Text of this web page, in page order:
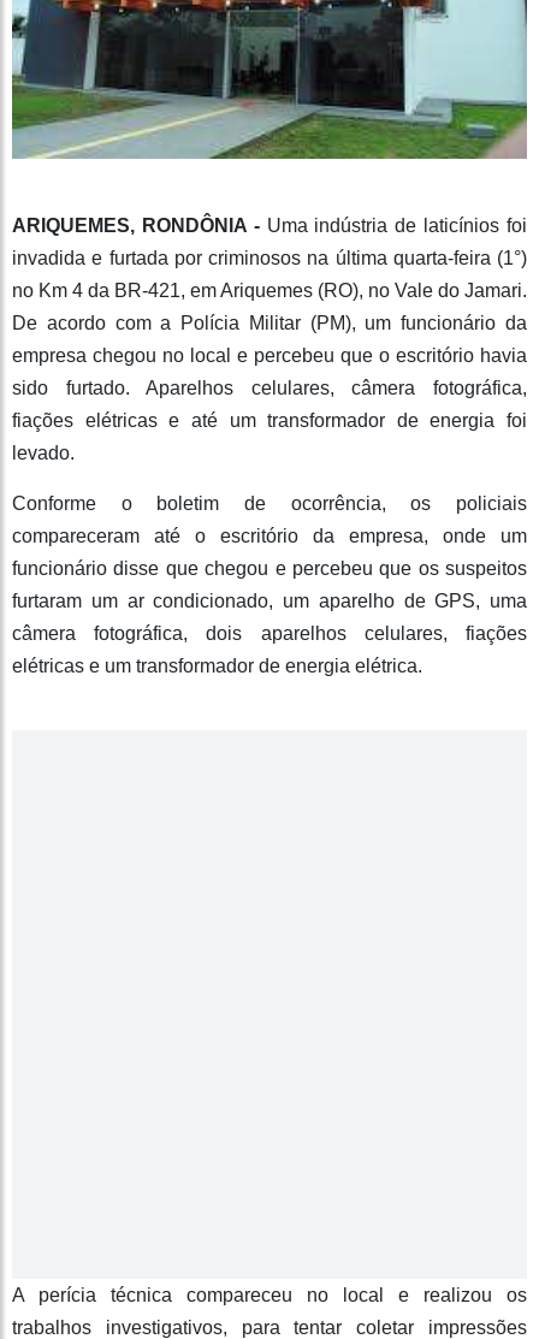
ARIQUEMES, RONDÔNIA - Uma indústria de laticínios foi
invadida e furtada por criminosos na última quarta-feira (1°)
no Km 4 da BR-421, em Ariquemes (RO), no Vale do Jamari.
De acordo com a Polícia Militar (PM), um funcionário da
empresa chegou no local e percebeu que o escritório havia
sido furtado. Aparelhos celulares, câmera fotográfica,
fiações elétricas e até um transformador de energia foi
levado.
Conforme o boletim de ocorrência, os policiais
compareceram até o escritório da empresa, onde um
funcionário disse que chegou e percebeu que os suspeitos
furtaram um ar condicionado, um aparelho de GPS, uma
câmera fotográfica, dois aparelhos celulares, fiações
elétricas e um transformador de energia elétrica.
A perícia técnica compareceu no local e realizou os
trabalhos investigativos, para tentar coletar impressões